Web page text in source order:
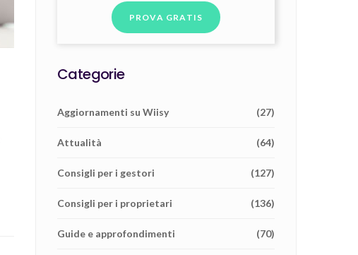
PROVA GRATIS
Categorie
Aggiornamenti su Wiisy (27)
Attualità (64)
Consigli per i gestori (127)
Consigli per i proprietari (136)
Guide e approfondimenti (70)